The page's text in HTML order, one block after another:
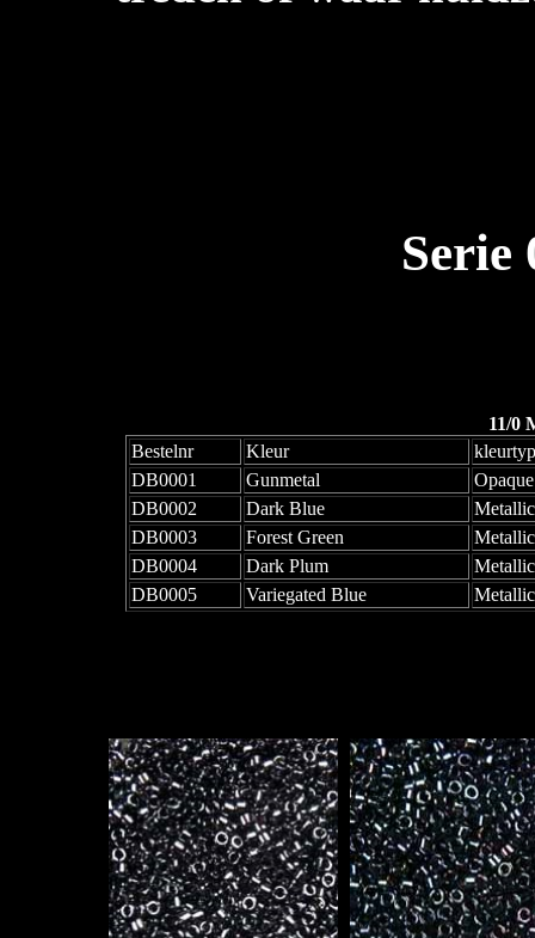
Serie
11/0
Bestelnr
Kleur
DB0001
Gunmetal
Opaque
DB0002
Dark Blue
DB0003
Forest Green
DB0004
Dark Plum
DB0005
Variegated Blue